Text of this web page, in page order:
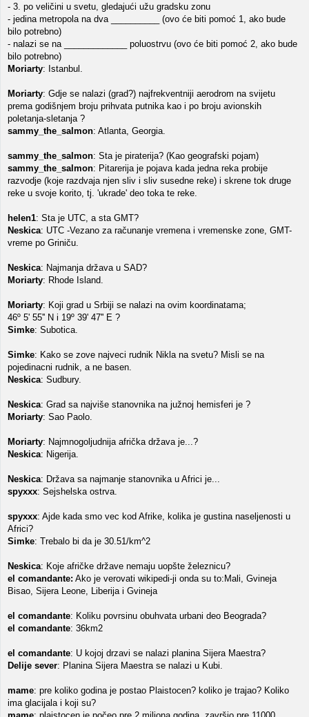
- 3. po veličini u svetu, gledajući užu gradsku zonu
- jedina metropola na dva __________ (ovo će biti pomoć 1, ako bude
bilo potrebno)
- nalazi se na _____________ poluostrvu (ovo će biti pomoć 2, ako bude
bilo potrebno)
Moriarty: Istanbul.
Moriarty: Gdje se nalazi (grad?) najfrekventniji aerodrom na svijetu
prema godišnjem broju prihvata putnika kao i po broju avionskih
poletanja-sletanja ?
sammy_the_salmon: Atlanta, Georgia.
sammy_the_salmon: Sta je piraterija? (Kao geografski pojam)
sammy_the_salmon: Pitarerija je pojava kada jedna reka probije
razvodje (koje razdvaja njen sliv i sliv susedne reke) i skrene tok druge
reke u svoje korito, tj. 'ukrade' deo toka te reke.
helen1: Sta je UTC, a sta GMT?
Neskica: UTC -Vezano za računanje vremena i vremenske zone, GMT-
vreme po Griniču.
Neskica: Najmanja država u SAD?
Moriarty: Rhode Island.
Moriarty: Koji grad u Srbiji se nalazi na ovim koordinatama;
46º 5' 55'' N i 19º 39' 47'' E ?
Simke: Subotica.
Simke: Kako se zove najveci rudnik Nikla na svetu? Misli se na
pojedinacni rudnik, a ne basen.
Neskica: Sudbury.
Neskica: Grad sa najviše stanovnika na južnoj hemisferi je ?
Moriarty: Sao Paolo.
Moriarty: Najmnogoljudnija afrička država je...?
Neskica: Nigerija.
Neskica: Država sa najmanje stanovnika u Africi je...
spyxxx: Sejshelska ostrva.
spyxxx: Ajde kada smo vec kod Afrike, kolika je gustina naseljenosti u
Africi?
Simke: Trebalo bi da je 30.51/km^2
Neskica: Koje afričke države nemaju uopšte železnicu?
el comandante: Ako je verovati wikipedi-ji onda su to:Mali, Gvineja
Bisao, Sijera Leone, Liberija i Gvineja
el comandante: Koliku povrsinu obuhvata urbani deo Beograda?
el comandante: 36km2
el comandante: U kojoj drzavi se nalazi planina Sijera Maestra?
Delije sever: Planina Sijera Maestra se nalazi u Kubi.
mame: pre koliko godina je postao Plaistocen? koliko je trajao? Koliko
ima glacijala i koji su?